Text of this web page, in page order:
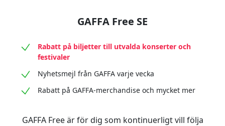
GAFFA Free SE
Rabatt på biljetter till utvalda konserter och
festivaler
Nyhetsmejl från GAFFA varje vecka
Rabatt på GAFFA-merchandise och mycket mer
GAFFA Free är för dig som kontinuerligt vill följa